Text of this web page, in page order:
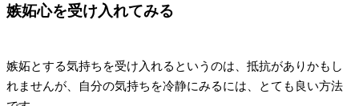
嫉妬心を受け入れてみる
嫉妬とする気持ちを受け入れるというのは、抵抗がありかもし
れませんが、自分の気持ちを冷静にみるには、とても良い方法